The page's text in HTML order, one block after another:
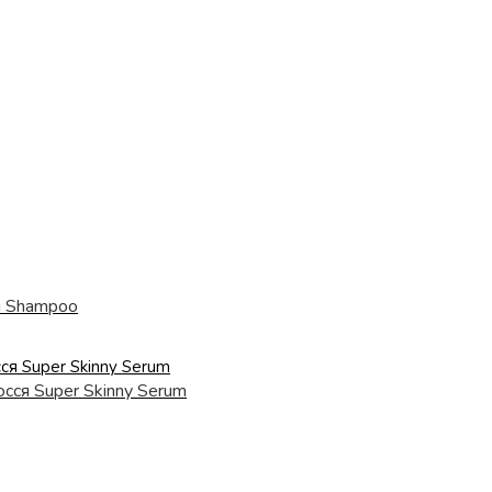
Super Skinny Serum